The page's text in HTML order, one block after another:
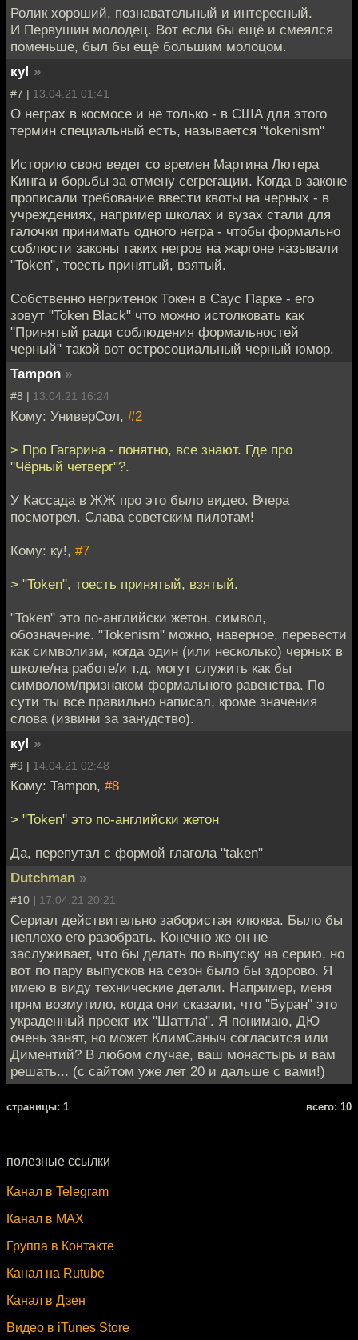
Ролик хороший, познавательный и интересный.
И Первушин молодец. Вот если бы ещё и смеялся
поменьше, был бы ещё большим молоцом.
ку! »
#7 | 13.04.21 01:41
О неграх в космосе и не только - в США для этого
термин специальный есть, называется "tokenism"
Историю свою ведет со времен Мартина Лютера
Кинга и борьбы за отмену сегрегации. Когда в законе
прописали требование ввести квоты на черных - в
учреждениях, например школах и вузах стали для
галочки принимать одного негра - чтобы формально
соблюсти законы таких негров на жаргоне называли
"Token", тоесть принятый, взятый.
Собственно негритенок Токен в Саус Парке - его
зовут "Token Black" что можно истолковать как
"Принятый ради соблюдения формальностей
черный" такой вот остросоциальный черный юмор.
Tampon »
#8 | 13.04.21 16:24
Кому: УниверСол, #2
> Про Гагарина - понятно, все знают. Где про
"Чёрный четверг"?.
У Кассада в ЖЖ про это было видео. Вчера
посмотрел. Слава советским пилотам!
Кому: ку!, #7
> "Token", тоесть принятый, взятый.
"Token" это по-английски жетон, символ,
обозначение. "Tokenism" можно, наверное, перевести
как символизм, когда один (или несколько) черных в
школе/на работе/и т.д. могут служить как бы
символом/признаком формального равенства. По
сути ты все правильно написал, кроме значения
слова (извини за занудство).
ку! »
#9 | 14.04.21 02:48
Кому: Tampon, #8
> "Token" это по-английски жетон
Да, перепутал с формой глагола "taken"
Dutchman »
#10 | 17.04.21 20:21
Сериал действительно забористая клюква. Было бы
неплохо его разобрать. Конечно же он не
заслуживает, что бы делать по выпуску на серию, но
вот по пару выпусков на сезон было бы здорово. Я
имею в виду технические детали. Например, меня
прям возмутило, когда они сказали, что "Буран" это
украденный проект их "Шаттла". Я понимаю, ДЮ
очень занят, но может КлимСаныч согласится или
Диментий? В любом случае, ваш монастырь и вам
решать... (с сайтом уже лет 20 и дальше с вами!)
cтраницы: 1 всего: 10
полезные ссылки
Канал в Telegram
Канал в MAX
Группа в Контакте
Канал на Rutube
Канал в Дзен
Видео в iTunes Store